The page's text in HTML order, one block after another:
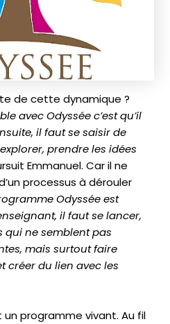
de cette dynamique ?
avec Odyssée c’est qu’il
il faut se saisir de
prendre les idées
Emmanuel. Car il ne
processus à dérouler
Odyssée est
il faut se lancer,
qui ne semblent pas
mais surtout faire
créer du lien avec les
programme vivant. Au fil